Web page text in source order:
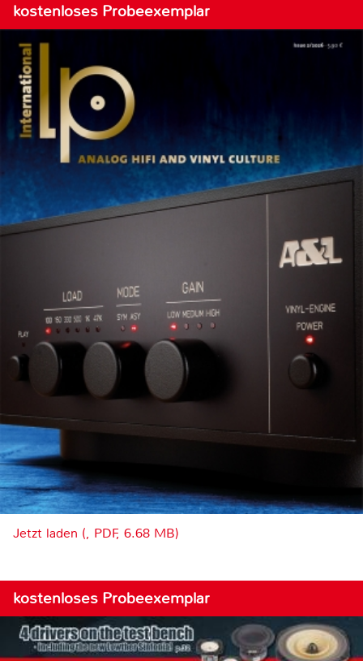
kostenloses Probeexemplar
Jetzt laden (, PDF, 6.68 MB)
kostenloses Probeexemplar